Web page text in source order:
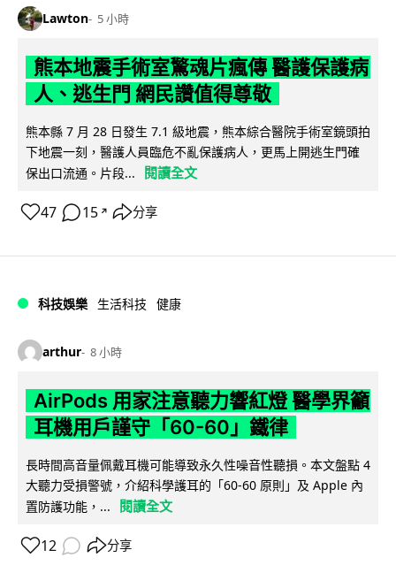
Lawton 5 小時
熊本地震手術室驚魂片瘋傳 醫護保護病
人、逃生門 網民讚值得尊敬
熊本縣 7 月 28 日發生 7.1 級地震，熊本綜合醫院手術室鏡頭拍
下地震一刻，醫護人員臨危不亂保護病人，更馬上開逃生門確
保出口流通。片段...
閱讀全文
47 15 ↗ 分享
科技娛樂 生活科技 健康
arthur 8 小時
AirPods 用家注意聽力響紅燈 醫學界籲
耳機用戶謹守「60-60」鐵律
長時間高音量佩戴耳機可能導致永久性噪音性聽損。本文盤點 4
大聽力受損警號，介紹科學護耳的「60-60 原則」及 Apple 內
置防護功能，...
閱讀全文
12 分享